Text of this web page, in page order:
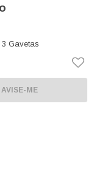
Gavetas
AVISE-ME